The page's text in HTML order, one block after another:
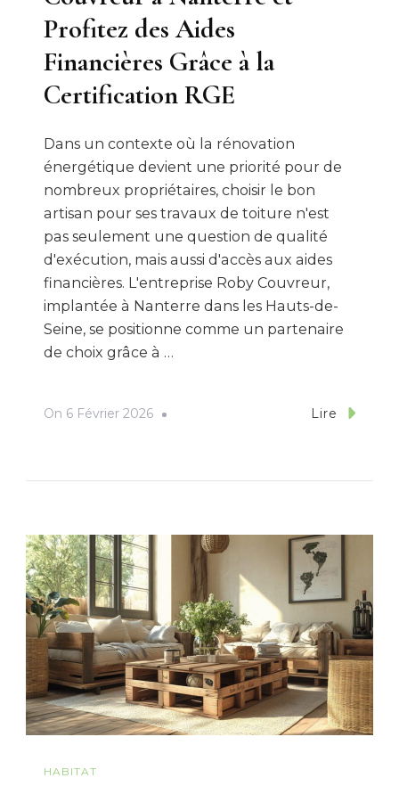
Profitez des Aides
Financières Grâce à la
Certification RGE
Dans un contexte où la rénovation
énergétique devient une priorité pour de
nombreux propriétaires, choisir le bon
artisan pour ses travaux de toiture n'est
pas seulement une question de qualité
d'exécution, mais aussi d'accès aux aides
financières. L'entreprise Roby Couvreur,
implantée à Nanterre dans les Hauts-de-
Seine, se positionne comme un partenaire
de choix grâce à …
On 6 Février 2026 Lire
HABITAT